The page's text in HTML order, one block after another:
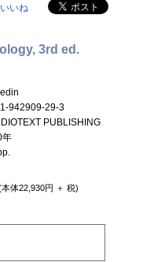
いいね
3rd ed.
1-942909-29-3
PUBLISHING
年
本体22,930円 ＋ 税)